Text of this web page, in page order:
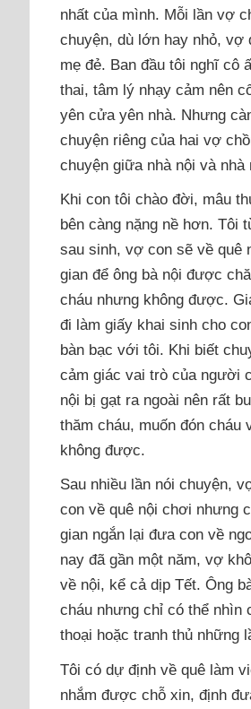
nhất của mình. Mỗi lần vợ
chuyện, dù lớn hay nhỏ, vợ
mẹ đẻ. Ban đầu tôi nghĩ cô
thai, tâm lý nhạy cảm nên
yên cửa yên nhà. Nhưng
chuyện riêng của hai vợ
chuyện giữa nhà nội và nhà
Khi con tôi chào đời, mâu
bên càng nặng nề hơn. Tôi
sau sinh, vợ con sẽ về quê
gian để ông bà nội được
cháu nhưng không được.
đi làm giấy khai sinh cho
bàn bạc với tôi. Khi biết
cảm giác vai trò của người
nội bị gạt ra ngoài nên rất
thăm cháu, muốn đón cháu
không được.
Sau nhiều lần nói chuyện,
con về quê nội chơi nhưng
gian ngắn lại đưa con về
nay đã gần một năm, vợ
về nội, kể cả dịp Tết. Ông
cháu nhưng chỉ có thể nhìn
thoại hoặc tranh thủ những
Tôi có dự định về quê làm
nhắm được chỗ xin, định